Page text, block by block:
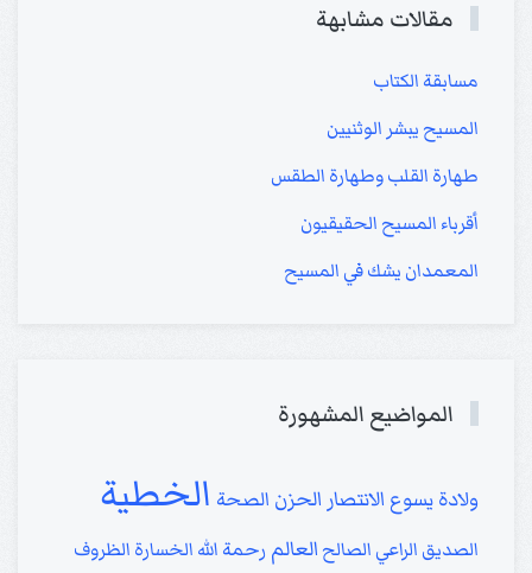
مقالات مشابهة
مسابقة الكتاب
المسيح يبشر الوثنيين
طهارة القلب وطهارة الطقس
أقرباء المسيح الحقيقيون
المعمدان يشك في المسيح
المواضيع المشهورة
ولادة يسوع الانتصار الحزن الصحة الخطية
الصديق الراعي الصالح العالم رحمة الله الخسارة الظروف